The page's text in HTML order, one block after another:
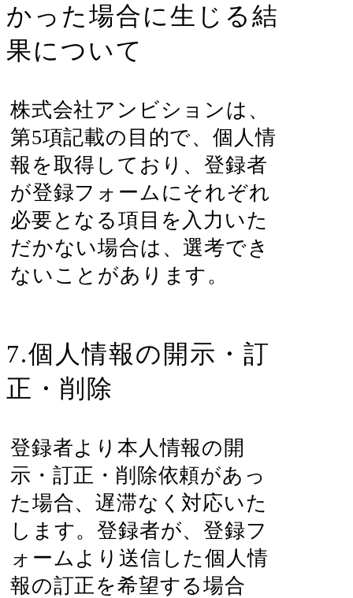
かった場合に生じる結
果について
株式会社アンビションは、
第5項記載の目的で、個人情
報を取得しており、登録者
が登録フォームにそれぞれ
必要となる項目を入力いた
だかない場合は、選考でき
ないことがあります。
7.個人情報の開示・訂
正・削除
登録者より本人情報の開
示・訂正・削除依頼があっ
た場合、遅滞なく対応いた
します。登録者が、登録フ
ォームより送信した個人情
報の訂正を希望する場合